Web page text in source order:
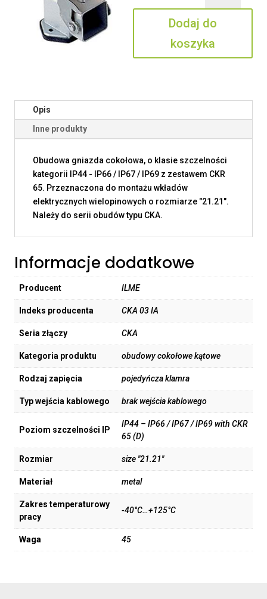
03
IA
Dodaj do
koszyka
Opis
Inne produkty
Obudowa gniazda cokołowa, o klasie szczelności
kategorii IP44 - IP66 / IP67 / IP69 z zestawem CKR
65. Przeznaczona do montażu wkładów
elektrycznych wielopinowych o rozmiarze "21.21".
Należy do serii obudów typu CKA.
Informacje dodatkowe
Producent ILME
Indeks producenta CKA 03 IA
Seria złączy CKA
Kategoria produktu obudowy cokołowe kątowe
Rodzaj zapięcia pojedyńcza klamra
Typ wejścia kablowego brak wejścia kablowego
Poziom szczelności IP
IP44 – IP66 / IP67 / IP69 with CKR
65 (D)
Rozmiar size "21.21"
Materiał metal
Zakres temperaturowy
pracy
-40°C…+125°C
Waga 45